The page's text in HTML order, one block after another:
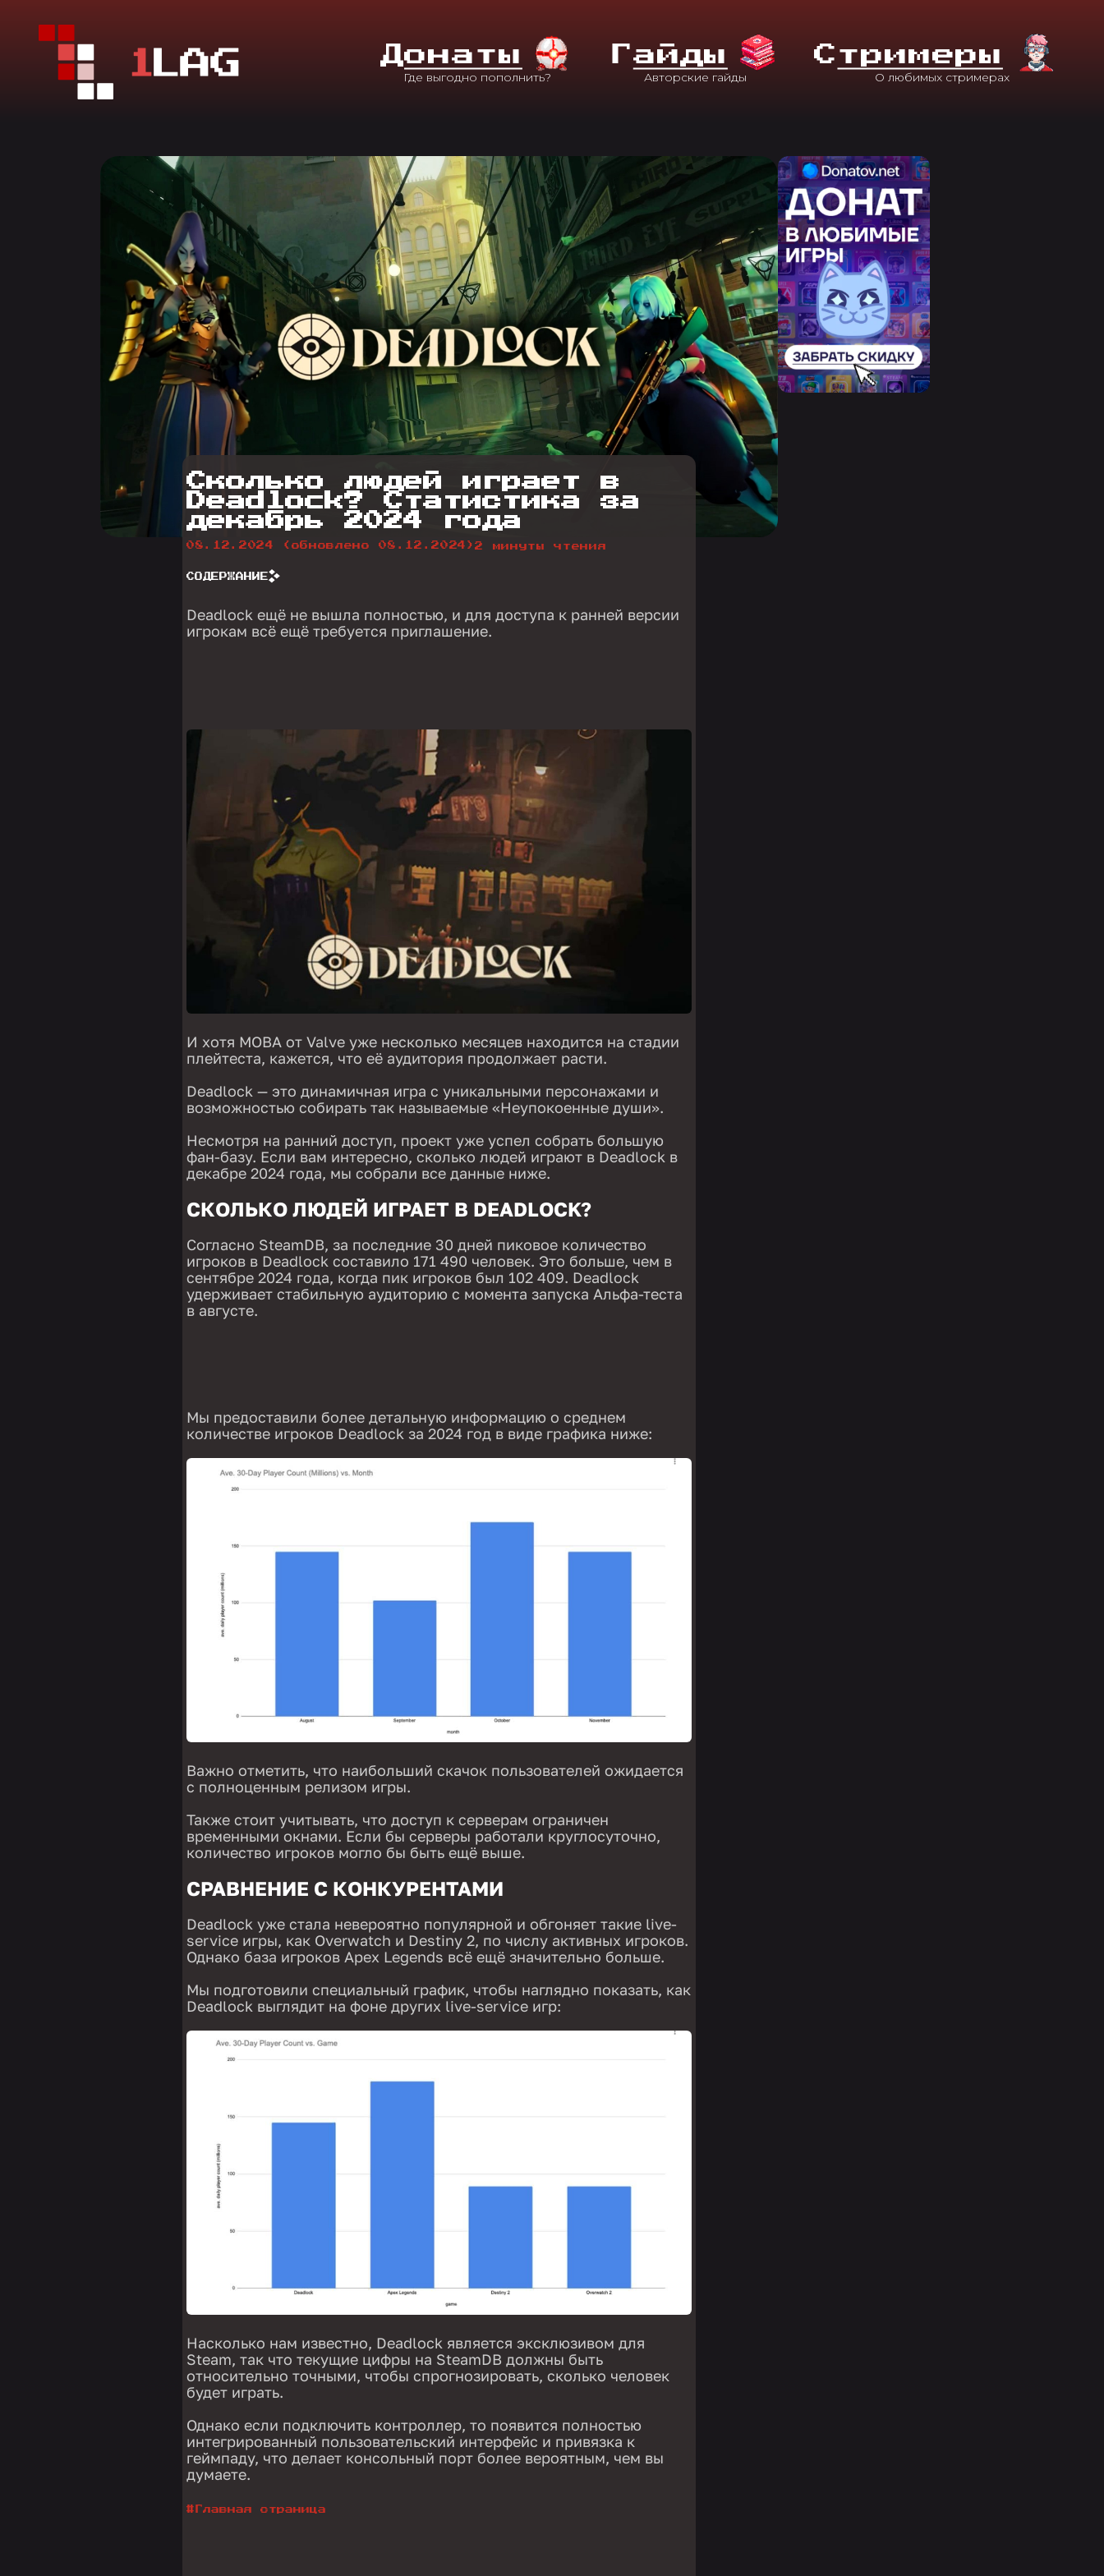
ДОнаты ГАйды С Тримеры
Сколько людей играет в
Deadlock? Статистика за
декабрь 2024 года
08.12.2024 (обновлено 08.12.2024)2 минуты чтения
СОДЕРЖАНИЕ
Deadlock ещё не вышла полностью, и для доступа к ранней версии
игрокам всё ещё требуется приглашение.
И хотя MOBA от Valve уже несколько месяцев находится на стадии
плейтеста, кажется, что её аудитория продолжает расти.
Deadlock — это динамичная игра с уникальными персонажами и
возможностью собирать так называемые «Неупокоенные души».
Несмотря на ранний доступ, проект уже успел собрать большую
фан-базу. Если вам интересно, сколько людей играют в Deadlock в
декабре 2024 года, мы собрали все данные ниже.
СКОЛЬКО ЛЮДЕЙ ИГРАЕТ В DEADLOCK?
Согласно SteamDB, за последние 30 дней пиковое количество
игроков в Deadlock составило 171 490 человек. Это больше, чем в
сентябре 2024 года, когда пик игроков был 102 409. Deadlock
удерживает стабильную аудиторию с момента запуска Альфа-теста
в августе.
Мы предоставили более детальную информацию о среднем
количестве игроков Deadlock за 2024 год в виде графика ниже:
Важно отметить, что наибольший скачок пользователей ожидается
с полноценным релизом игры.
Также стоит учитывать, что доступ к серверам ограничен
временными окнами. Если бы серверы работали круглосуточно,
количество игроков могло бы быть ещё выше.
СРАВНЕНИЕ С КОНКУРЕНТАМИ
Deadlock уже стала невероятно популярной и обгоняет такие live-
service игры, как Overwatch и Destiny 2, по числу активных игроков.
Однако база игроков Apex Legends всё ещё значительно больше.
Мы подготовили специальный график, чтобы наглядно показать, как
Deadlock выглядит на фоне других live-service игр:
Насколько нам известно, Deadlock является эксклюзивом для
Steam, так что текущие цифры на SteamDB должны быть
относительно точными, чтобы спрогнозировать, сколько человек
будет играть.
Однако если подключить контроллер, то появится полностью
интегрированный пользовательский интерфейс и привязка к
геймпаду, что делает консольный порт более вероятным, чем вы
думаете.
# Главная страница